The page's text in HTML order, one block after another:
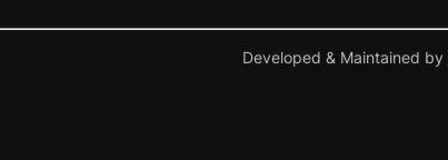
Developed & Maintained by